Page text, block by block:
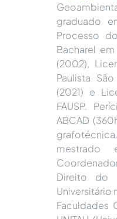
graduado
Processo
Bacharel
(2002),
Paulista
(2021) e
FAUSP.
ABCAD
mestrado
Direito do
Universitário
Faculdades